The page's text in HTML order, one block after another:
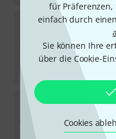
für
einfach durch
Sie können Ihre
über die Cookie-
Cookies
Istanbul
Sofort
333 €
-16%
Istanbul
Sofort
289€